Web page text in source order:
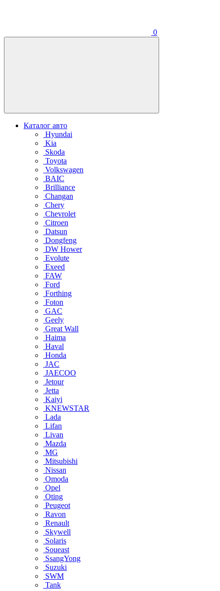
0
Каталог авто
Hyundai
Kia
Skoda
Toyota
Volkswagen
BAIC
Brilliance
Changan
Chery
Chevrolet
Citroen
Datsun
Dongfeng
DW Hower
Evolute
Exeed
FAW
Ford
Forthing
Foton
GAC
Geely
Great Wall
Haima
Haval
Honda
JAC
JAECOO
Jetour
Jetta
Kaiyi
KNEWSTAR
Lada
Lifan
Livan
Mazda
MG
Mitsubishi
Nissan
Omoda
Opel
Oting
Peugeot
Ravon
Renault
Skywell
Solaris
Soueast
SsangYong
Suzuki
SWM
Tank